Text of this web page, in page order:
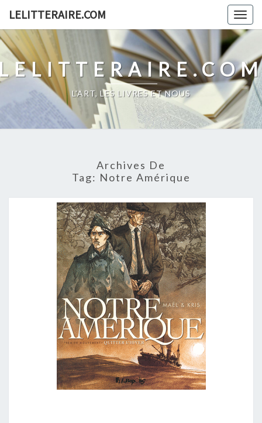
content
LELITTERAIRE.COM
L'ART, LES LIVRES ET NOUS
Archives De
Tag: Notre Amérique